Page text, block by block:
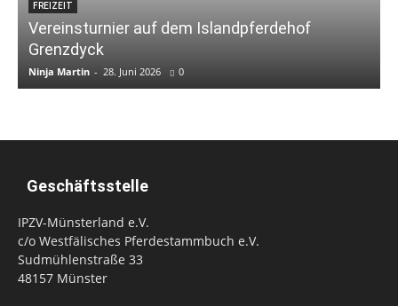
FREIZEIT
Vereinsturnier auf dem Islandpferdehof
Grenzdyck
Ninja Martin - 28. Juni 2026 0
Geschäftsstelle
IPZV-Münsterland e.V.
c/o Westfälisches Pferdestammbuch e.V.
Sudmühlenstraße 33
48157 Münster